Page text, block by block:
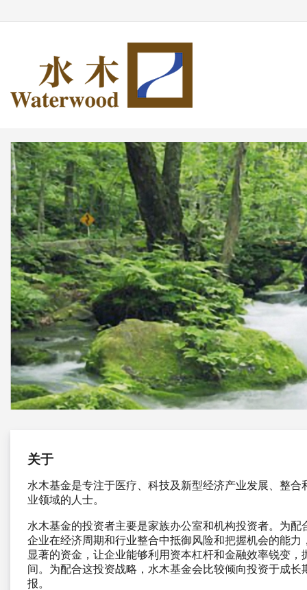
关于
水木基金是专注于医疗、科技及新型经济产业发展、整
业领域的人士。
水木基金的投资者主要是家族办公室和机构投资者。为
企业在经济周期和行业整合中抵御风险和把握机会的能
显著的资金，让企业能够利用资本杠杆和金融效率锐变
间。为配合这投资战略，水木基金会比较倾向投资于成
报。